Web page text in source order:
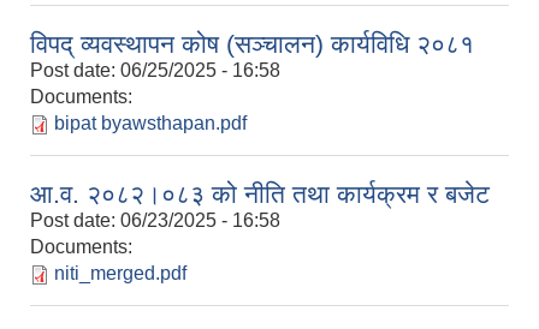
विपद् व्यवस्थापन कोष (सञ्चालन) कार्यविधि २०८१
Post date: 06/25/2025 - 16:58
Documents:
bipat byawsthapan.pdf
आ.व. २०८२।०८३ को नीति तथा कार्यक्रम र बजेट
Post date: 06/23/2025 - 16:58
Documents:
niti_merged.pdf